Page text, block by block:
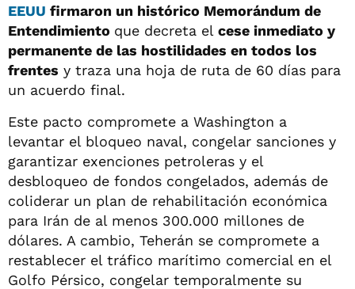
EEUU firmaron un histórico Memorándum de
Entendimiento que decreta el cese inmediato y
permanente de las hostilidades en todos los
frentes y traza una hoja de ruta de 60 días para
un acuerdo final.
Este pacto compromete a Washington a
levantar el bloqueo naval, congelar sanciones y
garantizar exenciones petroleras y el
desbloqueo de fondos congelados, además de
coliderar un plan de rehabilitación económica
para Irán de al menos 300.000 millones de
dólares. A cambio, Teherán se compromete a
restablecer el tráfico marítimo comercial en el
Golfo Pérsico, congelar temporalmente su